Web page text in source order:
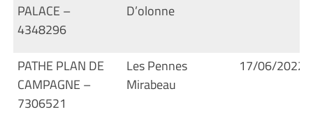
PALACE –
4348296
D’olonne
PATHE PLAN DE
CAMPAGNE –
7306521
Les Pennes
Mirabeau
17/06/2022